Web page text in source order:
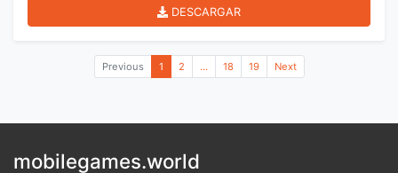
DESCARGAR
Previous 1 2 ... 18 19 Next
mobilegames.world